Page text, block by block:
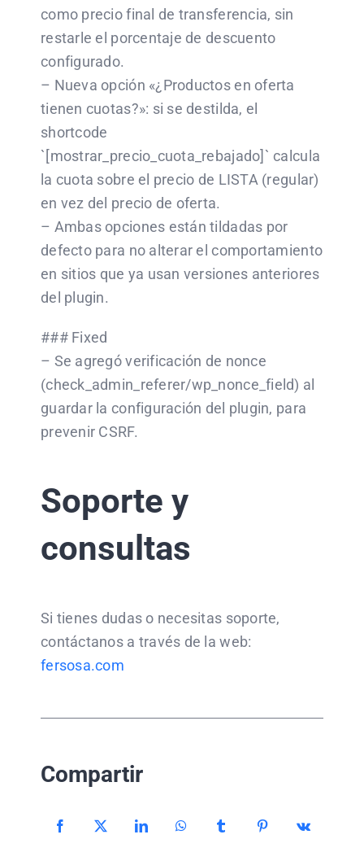
como precio final de transferencia, sin
restarle el porcentaje de descuento
configurado.
– Nueva opción «¿Productos en oferta
tienen cuotas?»: si se destilda, el
shortcode
`[mostrar_precio_cuota_rebajado]` calcula
la cuota sobre el precio de LISTA (regular)
en vez del precio de oferta.
– Ambas opciones están tildadas por
defecto para no alterar el comportamiento
en sitios que ya usan versiones anteriores
del plugin.
### Fixed
– Se agregó verificación de nonce
(check_admin_referer/wp_nonce_field) al
guardar la configuración del plugin, para
prevenir CSRF.
Soporte y
consultas
Si tienes dudas o necesitas soporte,
contáctanos a través de la web:
fersosa.com
Compartir